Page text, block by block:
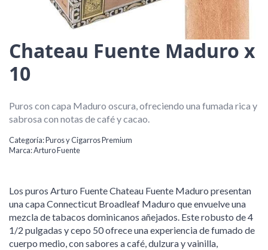
Chateau Fuente Maduro x
10
Puros con capa Maduro oscura, ofreciendo una fumada rica y
sabrosa con notas de café y cacao.
Categoría:Puros y Cigarros Premium
Marca:Arturo Fuente
Los puros Arturo Fuente Chateau Fuente Maduro presentan
una capa Connecticut Broadleaf Maduro que envuelve una
mezcla de tabacos dominicanos añejados. Este robusto de 4
1/2 pulgadas y cepo 50 ofrece una experiencia de fumado de
cuerpo medio, con sabores a café, dulzura y vainilla,